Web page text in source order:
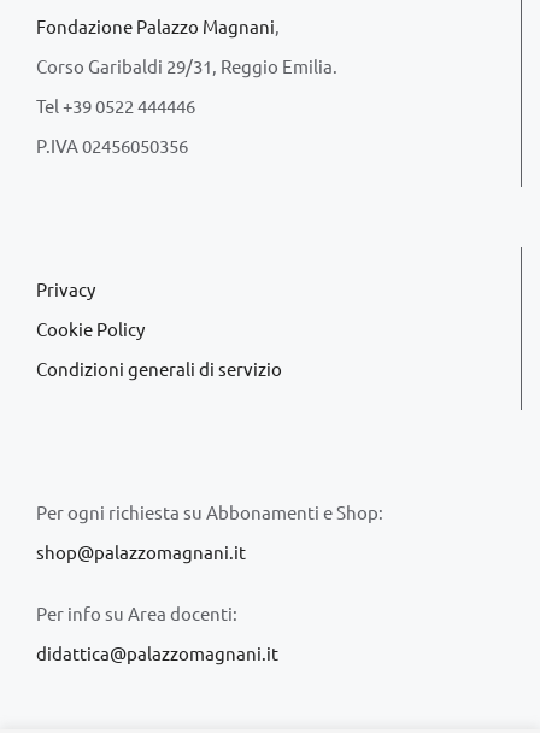
Fondazione Palazzo Magnani,
Corso Garibaldi 29/31, Reggio Emilia.
Tel +39 0522 444446
P.IVA 02456050356
Privacy
Cookie Policy
Condizioni generali di servizio
Per ogni richiesta su Abbonamenti e Shop:
shop@palazzomagnani.it
Per info su Area docenti:
didattica@palazzomagnani.it